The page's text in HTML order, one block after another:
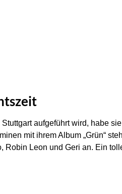
aufgeführt wird, habe
mit ihrem Album „Grün“
Robin Leon und Geri an. Ein